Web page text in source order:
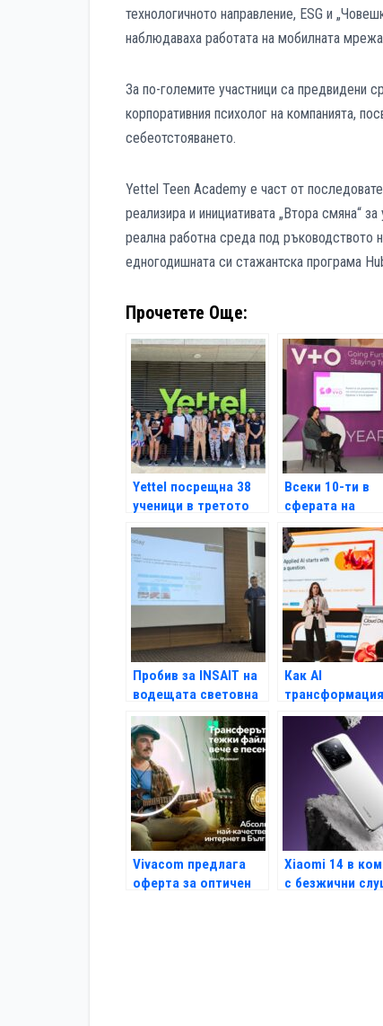
технологичното направление, ESG и
наблюдаваха работата на мобилната
За по-големите участници са предвидени
корпоративния психолог на компанията,
себеотстояването.
Yettel Teen Academy е част от
реализира и инициативата „Втора смяна“
реална работна среда под
едногодишната си стажантска програма
Прочетете Още:
Yettel посрещна 38
ученици в третото
издание на
програмата „Втора
смяна“
Всеки 10-ти в
сферата на
комуникациите
чувства
от AI
Пробив за INSAIT на
водещата световна
конференция по AI за
роботика
Как AI
променя
отвътре
Vivacom предлага
оферта за оптичен
Xiaomi 14 в
с безжични